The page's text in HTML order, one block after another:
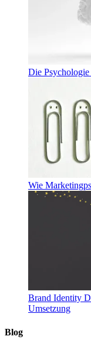
Die
Wie
Brand Identity
Umsetzung
Blog